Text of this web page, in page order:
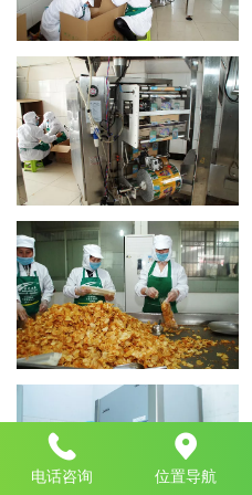
电话咨询 位置导航